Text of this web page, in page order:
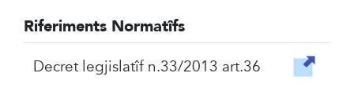
Riferiments Normatîfs
Decret legjislatîf n.33/2013 art.36